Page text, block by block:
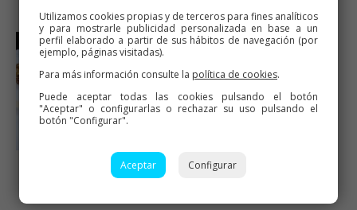
Sumergir en el chocolate Pegar crocanti
Y a disfrutar de helados
Utilizamos cookies propias y de terceros para fines analíticos
y para mostrarle publicidad personalizada en base a un
perfil elaborado a partir de sus hábitos de navegación (por
ejemplo, páginas visitadas).
Para más información consulte la política de cookies.
Puede aceptar todas las cookies pulsando el botón
"Aceptar" o configurarlas o rechazar su uso pulsando el
botón "Configurar".
Aceptar Configurar